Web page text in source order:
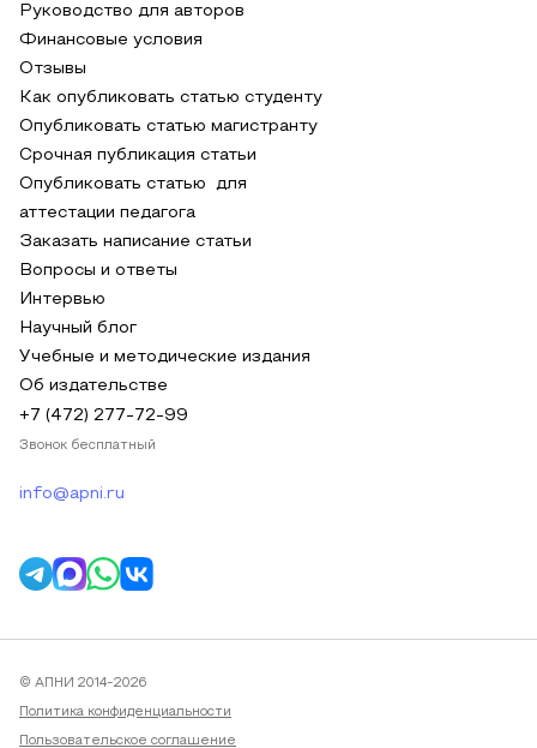
Руководство для авторов
Финансовые условия
Отзывы
Как опубликовать статью студенту
Опубликовать статью магистранту
Срочная публикация статьи
Опубликовать статью для
аттестации педагога
Заказать написание статьи
Вопросы и ответы
Интервью
Научный блог
Учебные и методические издания
Об издательстве
+7 (472) 277-72-99
Звонок бесплатный
info@apni.ru
© АПНИ 2014-2026
Политика конфиденциальности
Пользовательское соглашение